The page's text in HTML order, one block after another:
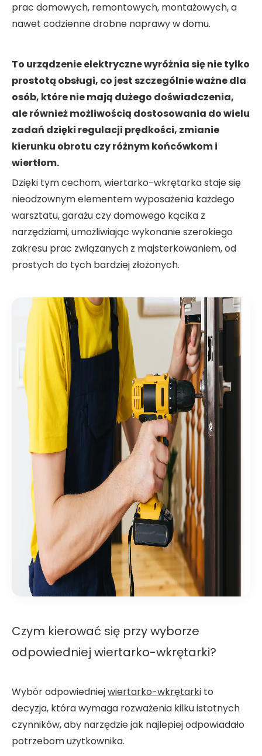
prac domowych, remontowych, montażowych, a
nawet codzienne drobne naprawy w domu.
To urządzenie elektryczne wyróżnia się nie tylko
prostotą obsługi, co jest szczególnie ważne dla
osób, które nie mają dużego doświadczenia,
ale również możliwością dostosowania do wielu
zadań dzięki regulacji prędkości, zmianie
kierunku obrotu czy różnym końcówkom i
wiertłom.
Dzięki tym cechom, wiertarko-wkrętarka staje się
nieodzownym elementem wyposażenia każdego
warsztatu, garażu czy domowego kącika z
narzędziami, umożliwiając wykonanie szerokiego
zakresu prac związanych z majsterkowaniem, od
prostych do tych bardziej złożonych.
Czym kierować się przy wyborze
odpowiedniej wiertarko-wkrętarki?
Wybór odpowiedniejwiertarko-wkrętarki to
decyzja, która wymaga rozważenia kilku istotnych
czynników, aby narzędzie jak najlepiej odpowiadało
potrzebom użytkownika.